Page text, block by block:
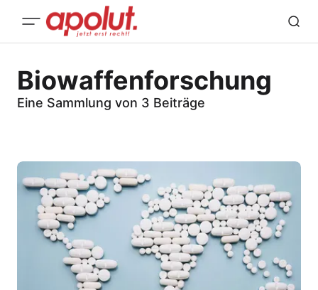
Biowaffenforschung
Eine Sammlung von 3 Beiträge